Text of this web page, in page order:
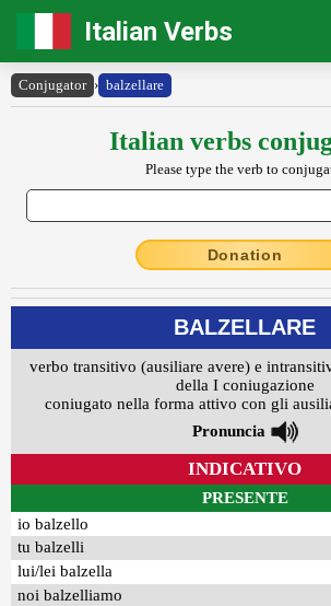
Italian Verbs
Conjugator › balzellare
Italian verbs
Please type the verb to
Donation
BALZELLARE
verbo transitivo (ausiliare avere) e
della I coniugazione
coniugato nella forma attivo con gli
Pronuncia
INDICATIVO
PRESENTE
io balzello
tu balzelli
lui/lei balzella
noi balzelliamo